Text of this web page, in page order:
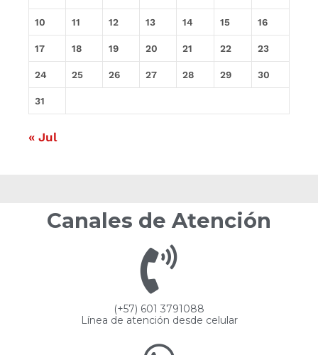
10 11 12 13 14 15 16
17 18 19 20 21 22 23
24 25 26 27 28 29 30
31
« Jul
Canales de Atención
(+57) 601 3791088
Línea de atención desde celular